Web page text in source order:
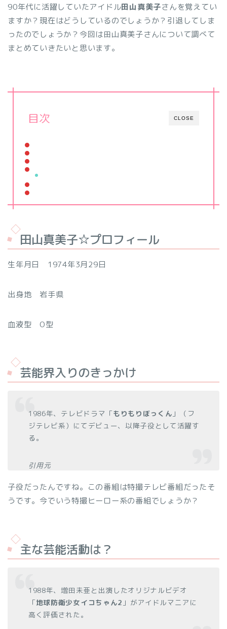
90年代に活躍していたアイドル田山真美子さんを覚えてい
ますか？現在はどうしているのでしょうか？引退してしま
ったのでしょうか？今回は田山真美子さんについて調べて
まとめていきたいと思います。
CLOSE
目次
田山真美子☆プロフィール
生年月日 1974年3月29日
出身地 岩手県
血液型 O型
芸能界入りのきっかけ
1986年、テレビドラマ「もりもりぼっくん 」（フ
ジテレビ系）にてデビュー、以降子役として活躍す
る。
引用元
子役だったんですね。この番組は特撮テレビ番組だったそ
うです。今でいう特撮ヒーロー系の番組でしょうか？
主な芸能活動は？
1988年、増田未亜と出演したオリジナルビデオ
「地球防衛少女イコちゃん2 」がアイドルマニアに
高く評価された。